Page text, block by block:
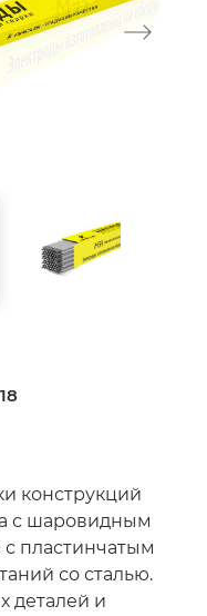
конструкций
с шаровидным
с пластинчатым
со сталью.
деталей и